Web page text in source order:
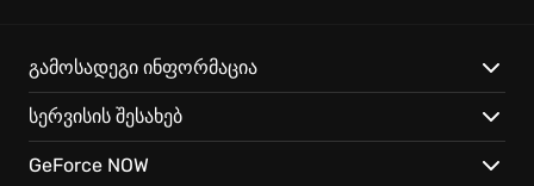
გამოსადეგი ინფორმაცია
სერვისის შესახებ
GeForce NOW